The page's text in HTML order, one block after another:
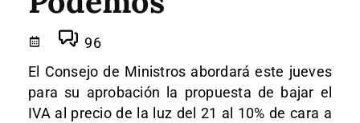
96
El Consejo de Ministros abordará este jueves
para su aprobación la propuesta de bajar el
IVA al precio de la luz del 21 al 10% de cara a